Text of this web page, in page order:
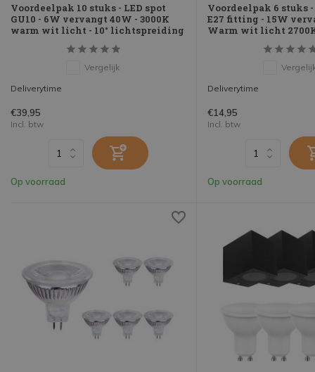
Voordeelpak 10 stuks - LED spot
GU10 - 6W vervangt 40W - 3000K
warm wit licht - 10° lichtspreiding
Vergelijk
Deliverytime
€39,95
Incl. btw
Op voorraad
Voordeelpak 6 stuks
E27 fitting - 15W
Warm wit licht
Deliverytime
€14,95
Incl. btw
Op voorraad